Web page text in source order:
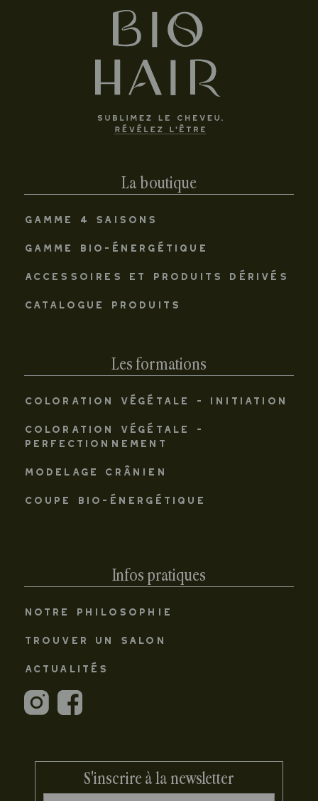
La boutique
GAMME 4 SAISONS
GAMME BIO-ÉNERGÉTIQUE
ACCESSOIRES ET PRODUITS DÉRIVÉS
CATALOGUE PRODUITS
Les formations
COLORATION VÉGÉTALE - INITIATION
COLORATION VÉGÉTALE -
PERFECTIONNEMENT
MODELAGE CRÂNIEN
COUPE BIO-ÉNERGÉTIQUE
Infos pratiques
NOTRE PHILOSOPHIE
TROUVER UN SALON
ACTUALITÉS
S'inscrire à la newsletter